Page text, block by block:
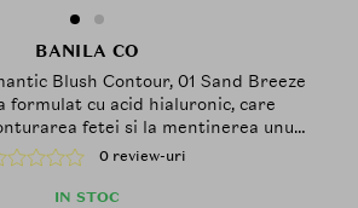
BANILA CO
Blush Contour, 01 Sand Breeze
formulat cu acid hialuronic, care
fetei si la mentinerea unui
neted si confortabil al pielii
0 review-uri
IN STOC